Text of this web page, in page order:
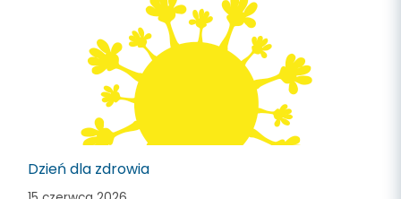
Dzień dla zdrowia